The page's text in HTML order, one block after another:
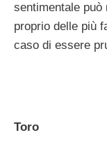
sentimentale può
proprio delle più
caso di essere
Toro